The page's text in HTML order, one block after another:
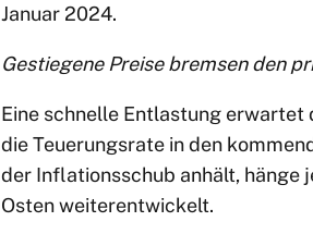
Januar 2024.
Gestiegene Preise bremsen den
Eine schnelle Entlastung
die Teuerungsrate in den
der Inflationsschub anhält, hänge
Osten weiterentwickelt.